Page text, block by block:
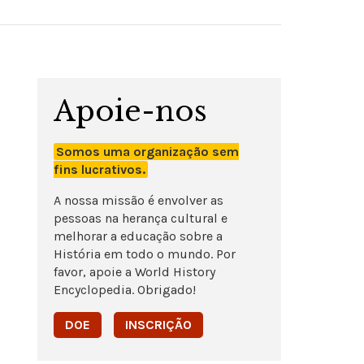
Apoie-nos
Somos uma organização sem
fins lucrativos.
A nossa missão é envolver as
pessoas na herança cultural e
melhorar a educação sobre a
História em todo o mundo. Por
favor, apoie a World History
Encyclopedia. Obrigado!
DOE INSCRIÇÃO